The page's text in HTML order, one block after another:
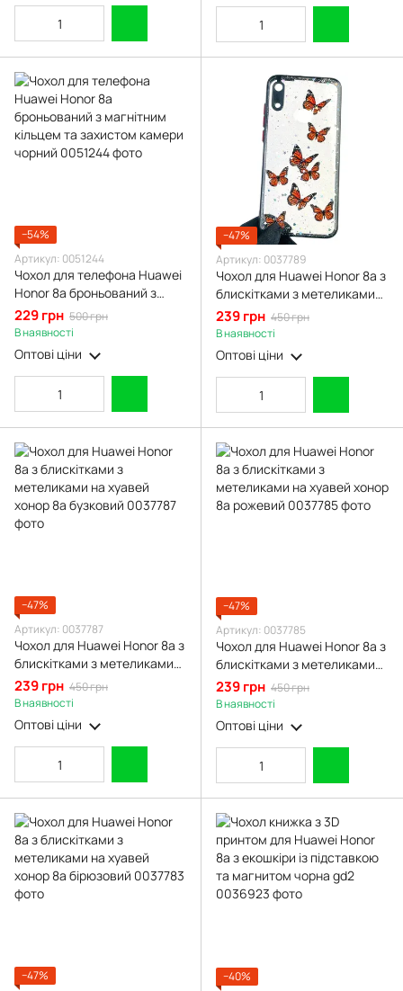
−54%
Артикул: 0051244
Чохол для телефона Huawei
Honor 8a броньований з
магнітним кільцем та
захистом камери чорний
229 грн 500 грн
В наявності
Оптові ціни
−47%
Артикул: 0037789
Чохол для Huawei Honor 8a з
блискітками з метеликами
на хуавей хонор 8а чорний
239 грн 450 грн
В наявності
Оптові ціни
−47%
Артикул: 0037787
Чохол для Huawei Honor 8a з
блискітками з метеликами
на хуавей хонор 8а бузковий
239 грн 450 грн
В наявності
Оптові ціни
−47%
Артикул: 0037785
Чохол для Huawei Honor 8a з
блискітками з метеликами
на хуавей хонор 8а рожевий
239 грн 450 грн
В наявності
Оптові ціни
−47%
−40%